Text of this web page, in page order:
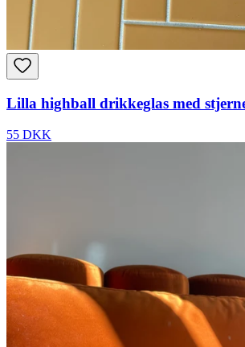
Lilla highball drikkeglas med
55 DKK